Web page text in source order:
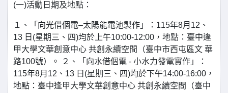
(一)活動日期及地點：
１、「向光借個電–太陽能電池製作」：115年8月12、
13 日(星期三、四)均於上午10:00-12:00，地點：臺中逢
甲大學文華創意中心 共創永續空間（臺中市西屯區文 華
路100號）。 ２、「向水借個電 - 小水力發電實作」：
115年8月12、13 日(星期三、四)均於下午14:00-16:00，
地點：臺中逢甲大學文華創意中心 共創永續空間（臺中